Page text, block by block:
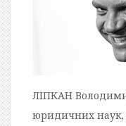
ЛІПКАН
юридичних наук,